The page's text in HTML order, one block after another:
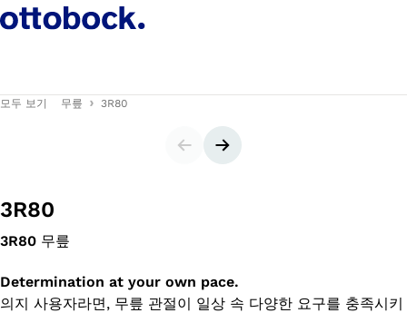
모두 보기 무릎 3R80
슬라이더다음 슬라이드
3R80
3R80 무릎
Determination at your own pace.
의지 사용자라면, 무릎 관절이 일상 속 다양한 요구를 충족시키